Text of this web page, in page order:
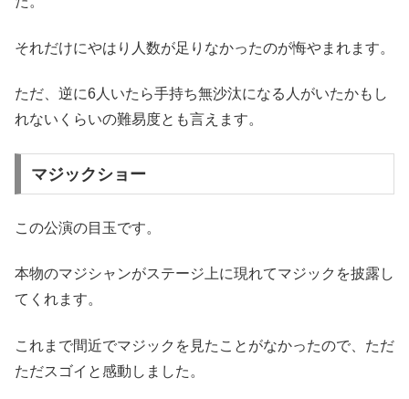
それだけにやはり人数が足りなかったのが悔やまれます。
ただ、逆に6人いたら手持ち無沙汰になる人がいたかもし
れないくらいの難易度とも言えます。
マジックショー
この公演の目玉です。
本物のマジシャンがステージ上に現れてマジックを披露し
てくれます。
これまで間近でマジックを見たことがなかったので、ただ
ただスゴイと感動しました。